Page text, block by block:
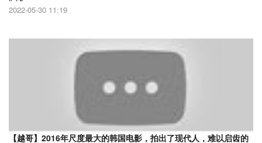
2022-05-30 11:19
【越哥】2016年尺度最大的韩国电影，拍出了现代人，难以启齿的